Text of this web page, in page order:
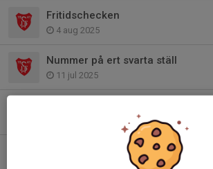
Fritidschecken
4 aug 2025
Nummer på ert svarta ställ
11 jul 2025
Åhus Beach 2025